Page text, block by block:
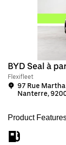
BYD Seal à
Flexifleet
97 Rue
Nanterre,
Product